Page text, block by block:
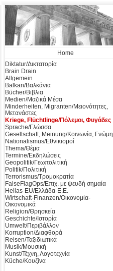
Home
Diktatur/Δικτατορία
Brain Drain
Allgemein
Balkan/Βαλκάνια
Bücher/Βιβλια
Medien/Μαζικά Μέσα
Minderheiten, Migranten/Μειονότητες,
Μετανάστες
Kriege, Flüchtlinge/Πόλεμοι, Φυγάδες
Sprache/Γλώσσα
Gesellschaft, Meinung/Κοινωνία, Γνώμη
Nationalismus/Εθνικισμοί
Thema/Θέμα
Termine/Εκδηλώσεις
Geopolitik/Γεωπολιτική
Politik/Πολιτική
Terrorismus/Τρομοκρατία
FalseFlagOps/Επιχ. με ψευδή σημαία
Hellas-EU/Ελλάδα-Ε.Ε.
Wirtschaft-Finanzen/Οικονομία-
Οικονομικά
Religion/Θρησκεία
Geschichte/Ιστορία
Umwelt/Περιβάλλον
Korruption/Διαφθορά
Reisen/Ταξιδιωτικά
Musik/Μουσική
Kunst/Τέχνη, Λογοτεχνία
Küche/Κουζίνα